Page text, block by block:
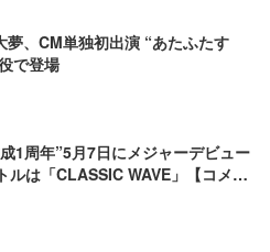
夢、CM単独初出演 “あたふたす
で登場
1周年”5月7日にメジャーデビュー
ルは「CLASSIC WAVE」【コメン